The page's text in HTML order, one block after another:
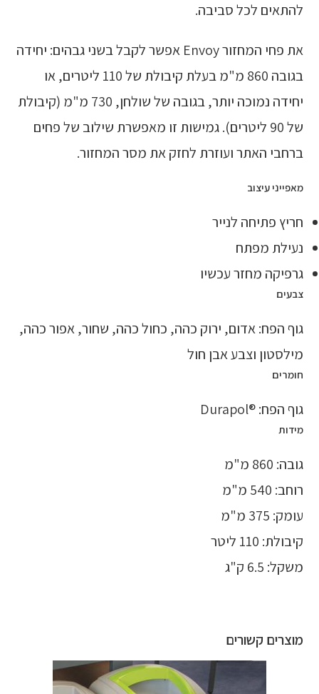
להתאים לכל סביבה.
את פחי המחזור Envoy אפשר לקבל בשני גבהים: יחידה
בגובה 860 מ"מ בעלת קיבולת של 110 ליטרים, או
יחידה נמוכה יותר, בגובה של שולחן, 730 מ"מ (קיבולת
של 90 ליטרים). גמישות זו מאפשרת שילוב של פחים
ברחבי האתר ועוזרת לחזק את מסר המחזור.
מאפייני עיצוב
חריץ פתיחה לנייר
נעילת מפתח
גרפיקה מחזר עכשיו
צבעים
גוף הפח: אדום, ירוק כהה, כחול כהה, שחור, אפור כהה,
מילסטון וצבע אבן חול
חומרים
גוף הפח: ®Durapol
מידות
גובה: 860 מ"מ
רוחב: 540 מ"מ
עומק: 375 מ"מ
קיבולת: 110 ליטר
משקל: 6.5 ק"ג
מוצרים קשורים